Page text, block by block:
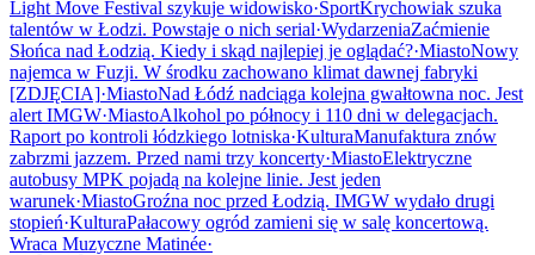
Light Move Festival szykuje widowisko·SportKrychowiak szuka
talentów w Łodzi. Powstaje o nich serial·WydarzeniaZaćmienie
Słońca nad Łodzią. Kiedy i skąd najlepiej je oglądać?·MiastoNowy
najemca w Fuzji. W środku zachowano klimat dawnej fabryki
[ZDJĘCIA]·MiastoNad Łódź nadciąga kolejna gwałtowna noc. Jest
alert IMGW·MiastoAlkohol po północy i 110 dni w delegacjach.
Raport po kontroli łódzkiego lotniska·KulturaManufaktura znów
zabrzmi jazzem. Przed nami trzy koncerty·MiastoElektryczne
autobusy MPK pojadą na kolejne linie. Jest jeden
warunek·MiastoGroźna noc przed Łodzią. IMGW wydało drugi
stopień·KulturaPałacowy ogród zamieni się w salę koncertową.
Wraca Muzyczne Matinée·